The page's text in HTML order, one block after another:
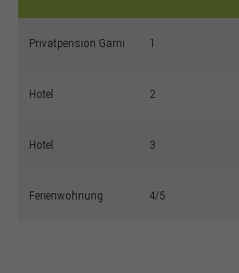
Privatpension Garni 1
Hotel 2
Hotel 3
Ferienwohnung 4/5